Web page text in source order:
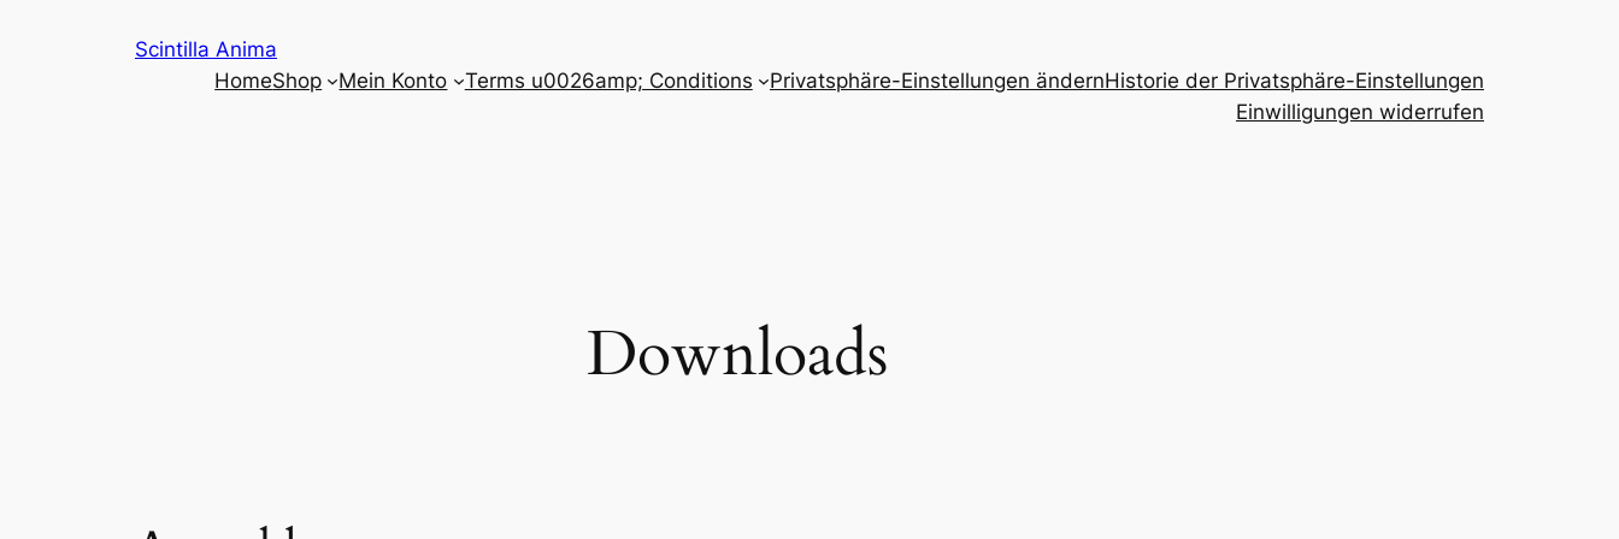
Scintilla Anima
HomeShop Mein Konto Terms u0026amp; Conditions Privatsphäre-Einstellungen ändernHistorie der Privatsphäre-Einstellungen
Einwilligungen widerrufen
Downloads